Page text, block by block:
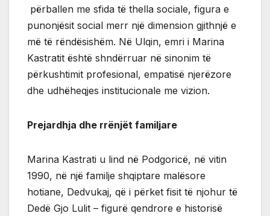
përballen me sfida të thella sociale, figura e
punonjësit social merr një dimension gjithnjë e
më të rëndësishëm. Në Ulqin, emri i Marina
Kastratit është shndërruar në sinonim të
përkushtimit profesional, empatisë njerëzore
dhe udhëheqjes institucionale me vizion.
Prejardhja dhe rrënjët familjare
Marina Kastrati u lind në Podgoricë, në vitin
1990, në një familje shqiptare malësore
hotiane, Dedvukaj, që i përket fisit të njohur të
Dedë Gjo Lulit – figurë qendrore e historisë